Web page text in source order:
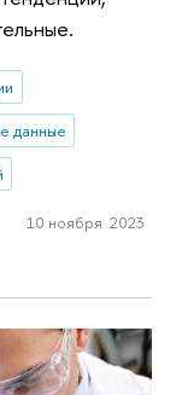
данные
10 ноября 2023